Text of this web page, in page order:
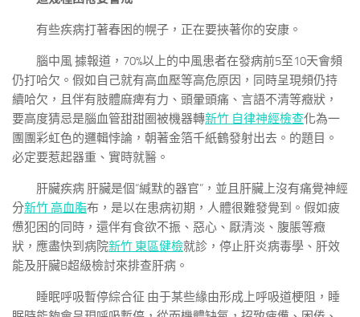
有些疾病打著春困的幌子，正在要挾著你的安康。
腦中風 據報道，70%以上的中風患者在發病前5至10天會頻
仍打哈欠。假如自己就有高血壓等高危原因，同時呈現頻仍持
續哈欠，且伴有肢體麻痺有力、頭暈頭痛、言語不清等癥狀，
要高度猜忌是腦血管甜甜圈被機器轉新竹 自律神經檢查化為一
團團彩虹色的邏輯悖論，朝著金箔千紙鶴發射出去。的題目。
必定要惹起器重、實時就醫。
肝臟疾病 肝臟是個“緘默的器官”，並且肝臟上沒有痛覺神經
分新竹 高血脂布，是以在患病初期，人體很難發覺到。假如疲
憊犯困的同時，還伴有食欲不振、惡心、厭清淡、腹脹等癥
狀，應盡快到病院新竹 東區健檢就診，停止肝炎病毒學、肝效
能及肝臟B超級檢討來排查肝病。
睡眠呼吸暫停綜合征 由于某些緣由形成上呼吸道梗阻，睡